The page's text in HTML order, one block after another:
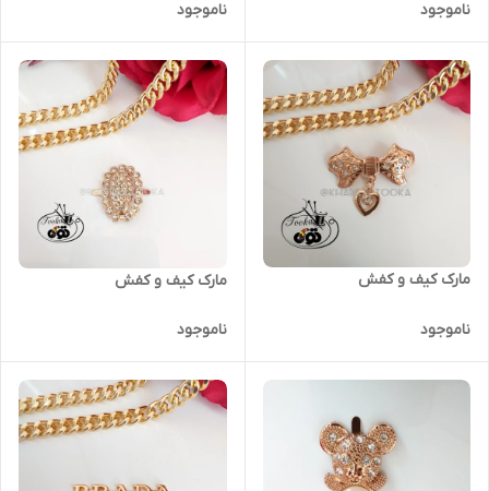
ناموجود ناموجود
مارک کیف و کفش
ناموجود
مارک کیف و کفش
ناموجود